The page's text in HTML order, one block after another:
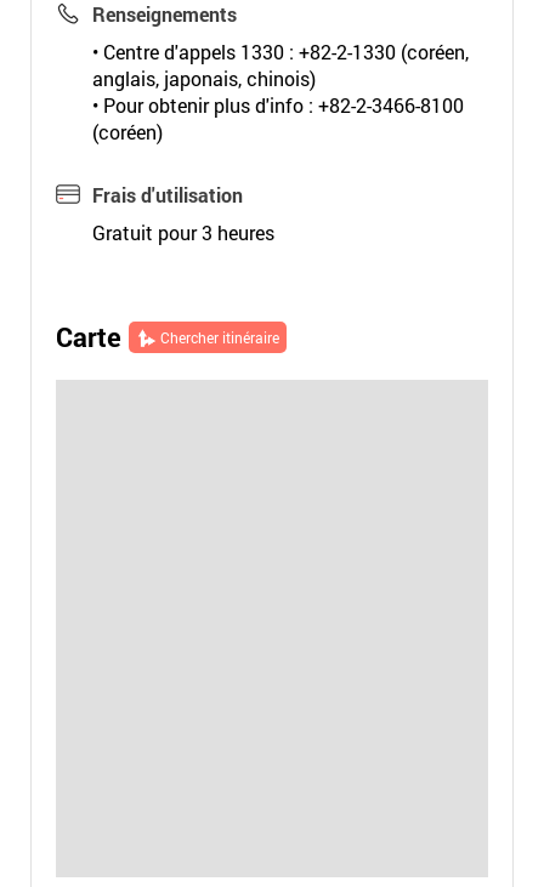
Renseignements
• Centre d'appels 1330 : +82-2-1330 (coréen,
anglais, japonais, chinois)
• Pour obtenir plus d'info : +82-2-3466-8100
(coréen)
Frais d'utilisation
Gratuit pour 3 heures
Carte Chercher itinéraire